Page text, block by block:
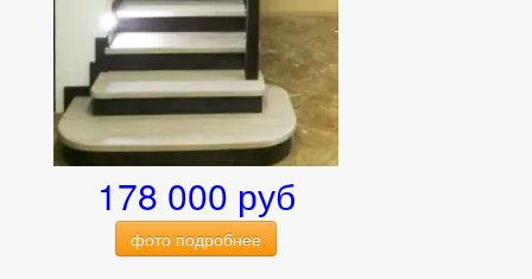
178 000 руб
фото подробнее